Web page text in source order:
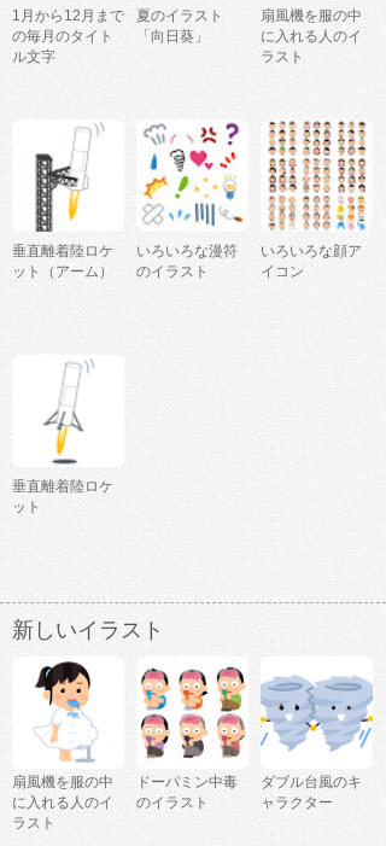
1月から12月まで
の毎月のタイト
ル文字
夏のイラスト
「向日葵」
扇風機を服の中
に入れる人のイ
ラスト
垂直離着陸ロケ
ット（アーム）
いろいろな漫符
のイラスト
いろいろな顔ア
イコン
垂直離着陸ロケ
ット
新しいイラスト
扇風機を服の中
に入れる人のイ
ラスト
ドーパミン中毒
のイラスト
ダブル台風のキ
ャラクター